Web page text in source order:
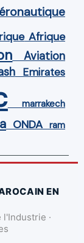
Afrique
Aviation
Emirates
marrakech
ONDA ram
EN
·